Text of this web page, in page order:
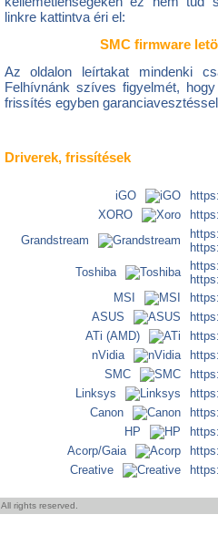
linkre kattintva éri el:
SMC firmware
Az oldalon leírtakat mindenki
Felhívnánk szíves figyelmét,
frissítés egyben
Driverek, frissítések
iGO
XORO
Grandstream
Toshiba
MSI
ASUS
ATi (AMD)
nVidia
SMC
Linksys
Canon
HP
Acorp/Gaia
Creative
. All rights reserved.